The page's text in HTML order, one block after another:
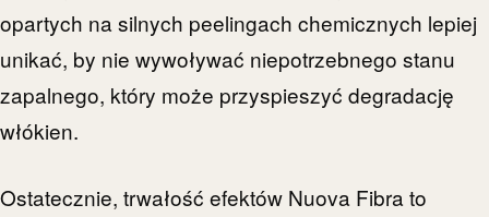
opartych na silnych peelingach chemicznych lepiej
unikać, by nie wywoływać niepotrzebnego stanu
zapalnego, który może przyspieszyć degradację
włókien.
Ostatecznie, trwałość efektów Nuova Fibra to